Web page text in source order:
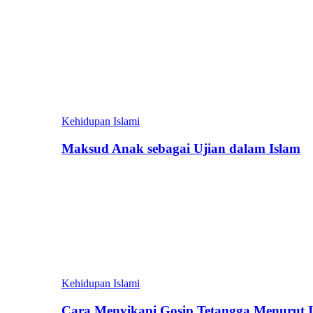
Kehidupan Islami
Maksud Anak sebagai Ujian dalam Islam
Kehidupan Islami